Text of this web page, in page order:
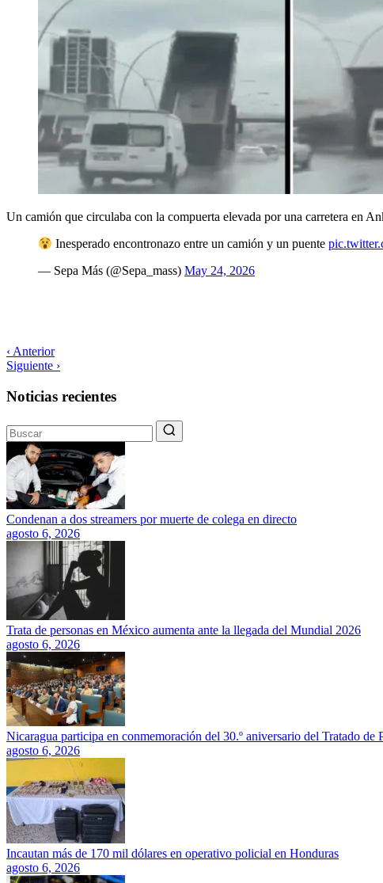
Un camión que circulaba con la compuerta elevada por una carretera en
Inesperado encontronazo entre un camión y un puente
— Sepa Más (@Sepa_mass) May 24, 2026
‹ Anterior
Siguiente ›
Noticias recientes
Condenan a dos streamers por muerte de colega en directo
agosto 6, 2026
Trata de personas en México aumenta ante la llegada del Mundial 2026
agosto 6, 2026
Nicaragua participa en conmemoración del 30.º aniversario del Tratado
agosto 6, 2026
Incautan más de 170 mil dólares en operativo policial en Honduras
agosto 6, 2026